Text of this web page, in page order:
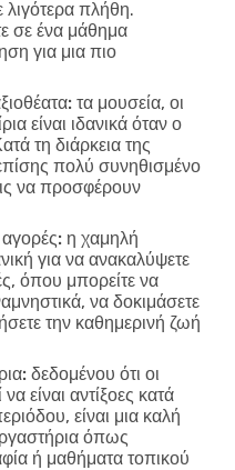
λιγότερα πλήθη.
σε ένα μάθημα
για μια πιο
τα μουσεία, οι
είναι ιδανικά όταν ο
τη διάρκεια της
πολύ συνηθισμένο
να προσφέρουν
αγορές: η χαμηλή
για να ανακαλύψετε
όπου μπορείτε να
να δοκιμάσετε
την καθημερινή ζωή
δεδομένου ότι οι
είναι αντίξοες κατά
είναι μια καλή
όπως
ή μαθήματα τοπικού